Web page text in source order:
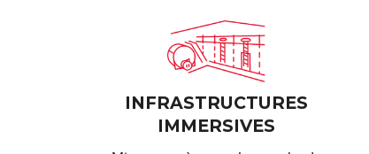
INFRASTRUCTURES
IMMERSIVES